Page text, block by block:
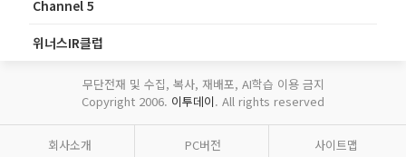
Channel 5
위너스IR클럽
무단전재 및 수집, 복사, 재배포, AI학습 이용 금지
Copyright 2006. 이투데이. All rights reserved
회사소개 PC버전 사이트맵